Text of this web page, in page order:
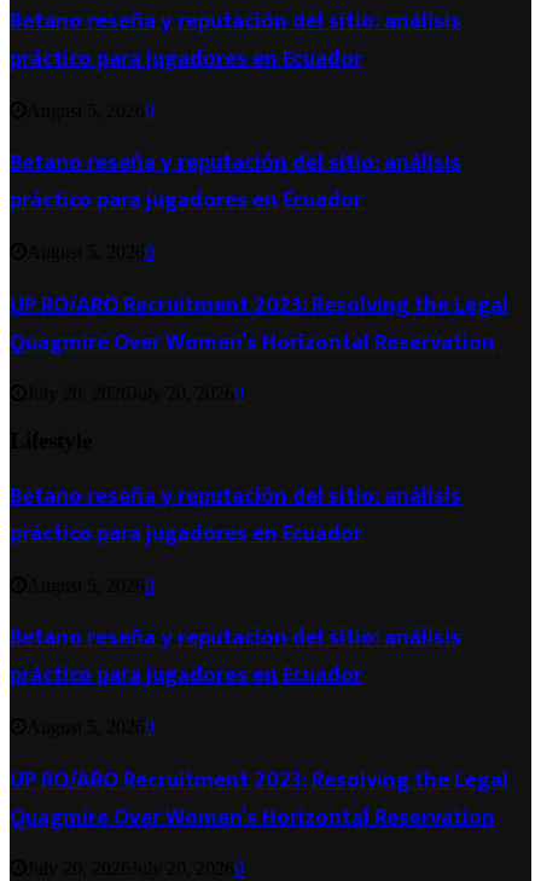
Betano reseña y reputación del sitio: análisis
práctico para jugadores en Ecuador
0
Betano reseña y reputación del sitio: análisis
práctico para jugadores en Ecuador
0
UP RO/ARO Recruitment 2023: Resolving the Legal
Quagmire Over Women’s Horizontal Reservation
0
Betano reseña y reputación del sitio: análisis
práctico para jugadores en Ecuador
0
Betano reseña y reputación del sitio: análisis
práctico para jugadores en Ecuador
0
UP RO/ARO Recruitment 2023: Resolving the Legal
Quagmire Over Women’s Horizontal Reservation
0